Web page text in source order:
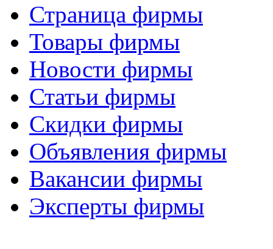
Страница фирмы
Товары фирмы
Новости фирмы
Статьи фирмы
Скидки фирмы
Объявления фирмы
Вакансии фирмы
Эксперты фирмы